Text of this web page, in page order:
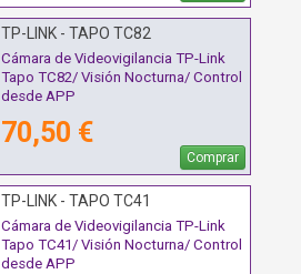
TP-LINK - TAPO TC82
Cámara de Videovigilancia TP-Link
Tapo TC82/ Visión Nocturna/ Control
desde APP
70,50 €
Comprar
TP-LINK - TAPO TC41
Cámara de Videovigilancia TP-Link
Tapo TC41/ Visión Nocturna/ Control
desde APP